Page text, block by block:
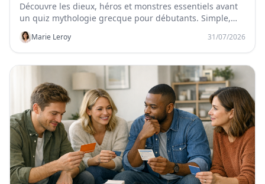
Découvre les dieux, héros et monstres essentiels avant
un quiz mythologie grecque pour débutants. Simple,
ludique et facile à mémoriser.
Marie Leroy 31/07/2026